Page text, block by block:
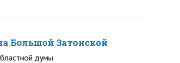
Большой Затонской
думы